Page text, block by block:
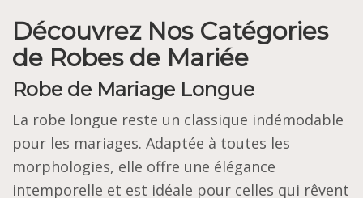
Découvrez Nos Catégories
de Robes de Mariée
Robe de Mariage Longue
La robe longue reste un classique indémodable
pour les mariages. Adaptée à toutes les
morphologies, elle offre une élégance
intemporelle et est idéale pour celles qui rêvent